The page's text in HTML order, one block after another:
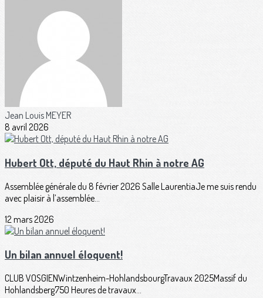
Jean Louis MEYER
8 avril 2026
Hubert Ott, député du Haut Rhin à notre AG
Assemblée générale du 8 février 2026 Salle LaurentiaJe me suis rendu
avec plaisir à l’assemblée...
12 mars 2026
Un bilan annuel éloquent!
CLUB VOSGIENWintzenheim-HohlandsbourgTravaux 2025Massif du
Hohlandsberg750 Heures de travaux...